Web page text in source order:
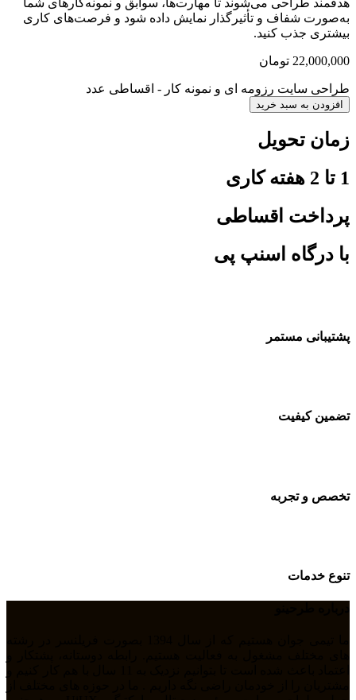
به‌صورت شفاف و تأثیرگذار نمایش داده شود و فرصت‌های کاری
بیشتری جذب کنید.
22,000,000 تومان
طراحی سایت رزومه ای و نمونه کار - اقساطی عدد
افزودن به سبد خرید
زمان تحویل
1 تا 2 هفته کاری
پرداخت اقساطی
با درگاه اسنپ پی
پشتیبانی مستمر
تضمین کیفیت
تخصص و تجربه
تنوع خدمات